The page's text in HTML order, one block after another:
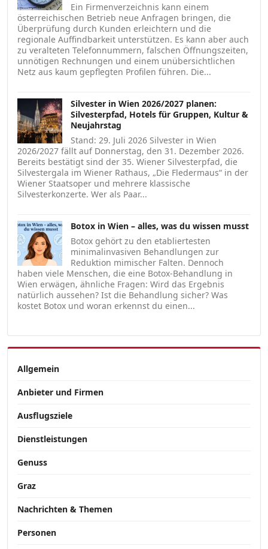
Ein Firmenverzeichnis kann einem
österreichischen Betrieb neue Anfragen bringen, die
Überprüfung durch Kunden erleichtern und die
regionale Auffindbarkeit unterstützen. Es kann aber auch
zu veralteten Telefonnummern, falschen Öffnungszeiten,
unnötigen Rechnungen und einem unübersichtlichen
Netz aus kaum gepflegten Profilen führen. Die...
Silvester in Wien 2026/2027 planen:
Silvesterpfad, Hotels für Gruppen, Kultur &
Neujahrstag
Stand: 29. Juli 2026 Silvester in Wien
2026/2027 fällt auf Donnerstag, den 31. Dezember 2026.
Bereits bestätigt sind der 35. Wiener Silvesterpfad, die
Silvestergala im Wiener Rathaus, „Die Fledermaus“ in der
Wiener Staatsoper und mehrere klassische
Silvesterkonzerte. Wer als Paar...
Botox in Wien – alles, was du wissen musst
Botox gehört zu den etabliertesten
minimalinvasiven Behandlungen zur
Reduktion mimischer Falten. Dennoch
haben viele Menschen, die eine Botox-Behandlung in
Wien erwägen, ähnliche Fragen: Wird das Ergebnis
natürlich aussehen? Ist die Behandlung sicher? Was
kostet Botox und woran erkennst du einen...
Allgemein
Anbieter und Firmen
Ausflugsziele
Dienstleistungen
Genuss
Graz
Nachrichten & Themen
Personen